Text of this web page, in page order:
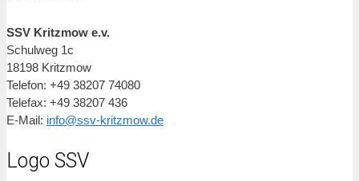
SSV Kritzmow e.v.
Schulweg 1c
18198 Kritzmow
Telefon: +49 38207 74080
Telefax: +49 38207 436
E-Mail: info@ssv-kritzmow.de
Logo SSV